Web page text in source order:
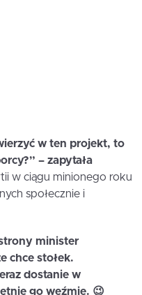
w ten projekt, to
– zapytała
w ciągu minionego roku
społecznie i
minister
chce stołek.
dostanie w
go weźmie. 😉